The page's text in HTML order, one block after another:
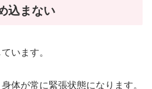
込まない
います。
体が常に緊張状態になります。